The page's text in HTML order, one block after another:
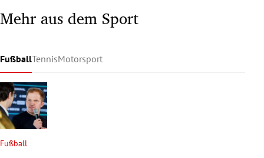
Mehr aus dem Sport
FußballTennisMotorsport
Fußball